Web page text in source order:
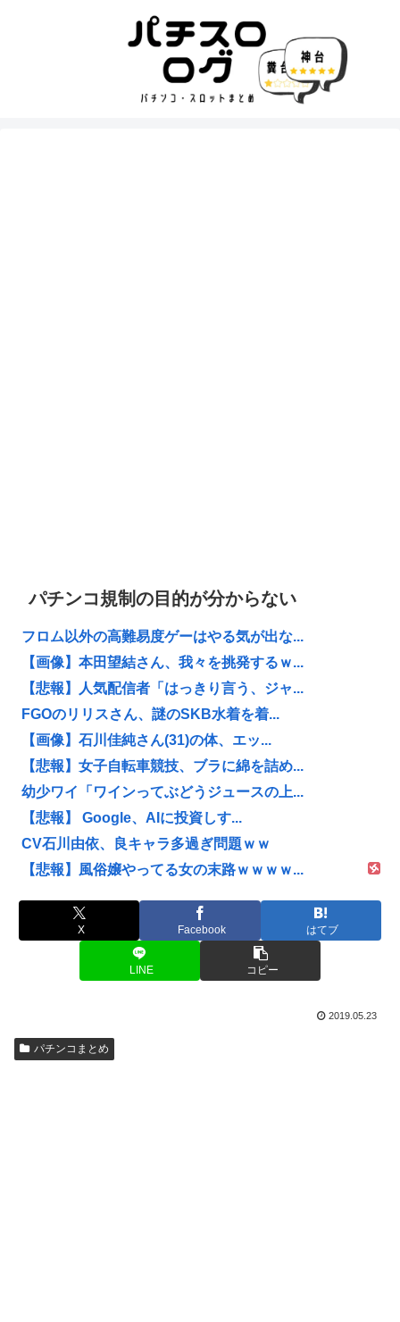
パチンコ規制の目的が分からない
フロム以外の高難易度ゲーはやる気が出な...
【画像】本田望結さん、我々を挑発するｗ...
【悲報】人気配信者「はっきり言う、ジャ...
FGOのリリスさん、謎のSKB水着を着...
【画像】石川佳純さん(31)の体、エッ...
【悲報】女子自転車競技、ブラに綿を詰め...
幼少ワイ「ワインってぶどうジュースの上...
【悲報】 Google、AIに投資しす...
CV石川由依、良キャラ多過ぎ問題ｗｗ
【悲報】風俗嬢やってる女の末路ｗｗｗｗ...
X Facebook はてブ
LINE コピー
2019.05.23
パチンコまとめ